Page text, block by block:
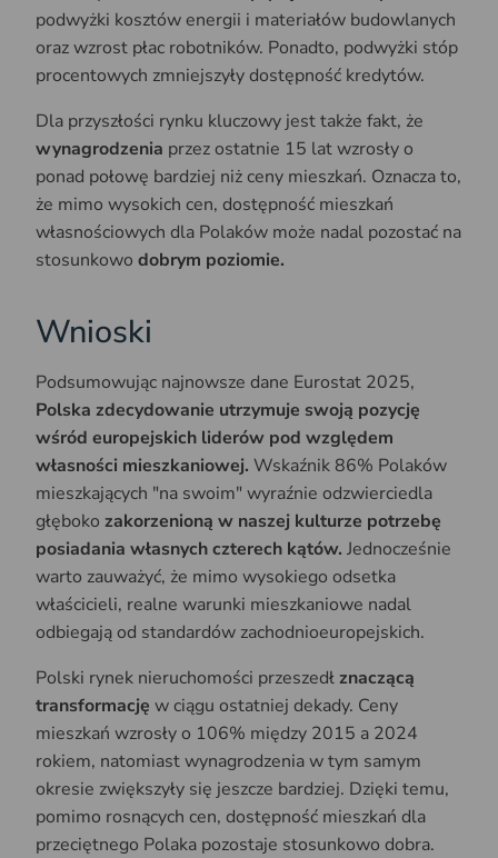
podwyżki kosztów energii i materiałów budowlanych
oraz wzrost płac robotników. Ponadto, podwyżki stóp
procentowych zmniejszyły dostępność kredytów.
Dla przyszłości rynku kluczowy jest także fakt, że
wynagrodzenia przez ostatnie 15 lat wzrosły o
ponad połowę bardziej niż ceny mieszkań. Oznacza to,
że mimo wysokich cen, dostępność mieszkań
własnościowych dla Polaków może nadal pozostać na
stosunkowo dobrym poziomie.
Wnioski
Podsumowując najnowsze dane Eurostat 2025,
Polska zdecydowanie utrzymuje swoją pozycję
wśród europejskich liderów pod względem
własności mieszkaniowej. Wskaźnik 86% Polaków
mieszkających "na swoim" wyraźnie odzwierciedla
głęboko zakorzenioną w naszej kulturze potrzebę
posiadania własnych czterech kątów. Jednocześnie
warto zauważyć, że mimo wysokiego odsetka
właścicieli, realne warunki mieszkaniowe nadal
odbiegają od standardów zachodnioeuropejskich.
Polski rynek nieruchomości przeszedłznaczącą
transformację w ciągu ostatniej dekady. Ceny
mieszkań wzrosły o 106% między 2015 a 2024
rokiem, natomiast wynagrodzenia w tym samym
okresie zwiększyły się jeszcze bardziej. Dzięki temu,
pomimo rosnących cen, dostępność mieszkań dla
przeciętnego Polaka pozostaje stosunkowo dobra.